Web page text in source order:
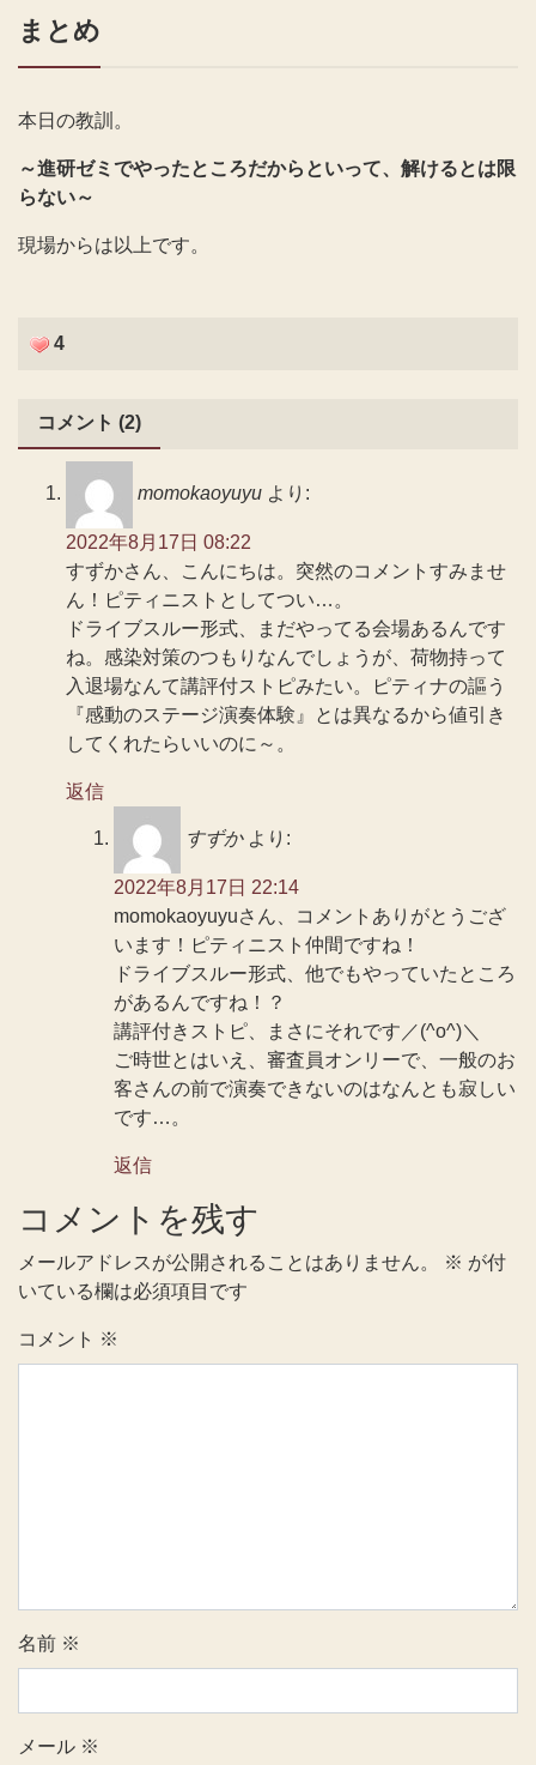
まとめ
本日の教訓。
～進研ゼミでやったところだからといって、解けるとは限
らない～
現場からは以上です。
4
コメント (2)
momokaoyuyu より:
2022年8月17日 08:22
すずかさん、こんにちは。突然のコメントすみませ
ん！ピティニストとしてつい…。
ドライブスルー形式、まだやってる会場あるんです
ね。感染対策のつもりなんでしょうが、荷物持って
入退場なんて講評付ストピみたい。ピティナの謳う
『感動のステージ演奏体験』とは異なるから値引き
してくれたらいいのに～。
返信
すずか より:
2022年8月17日 22:14
momokaoyuyuさん、コメントありがとうござ
います！ピティニスト仲間ですね！
ドライブスルー形式、他でもやっていたところ
があるんですね！？
講評付きストピ、まさにそれです／(^o^)＼
ご時世とはいえ、審査員オンリーで、一般のお
客さんの前で演奏できないのはなんとも寂しい
です…。
返信
コメントを残す
メールアドレスが公開されることはありません。 ※ が付
いている欄は必須項目です
コメント ※
名前 ※
メール ※